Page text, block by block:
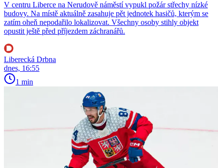
V centru Liberce na Nerudově náměstí vypukl požár střechy nízké
budovy. Na místě aktuálně zasahuje pět jednotek hasičů, kterým se
zatím oheň nepodařilo lokalizovat. Všechny osoby stihly objekt
opustit ještě před příjezdem záchranářů.
Liberecká Drbna
dnes, 16:55
1 min